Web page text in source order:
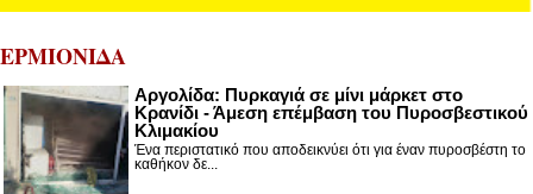
ΕΡΜΙΟΝΙΔΑ
Αργολίδα: Πυρκαγιά σε μίνι μάρκετ στο
Κρανίδι - Άμεση επέμβαση του Πυροσβεστικού
Κλιμακίου
Ένα περιστατικό που αποδεικνύει ότι για έναν πυροσβέστη το
καθήκον δε...